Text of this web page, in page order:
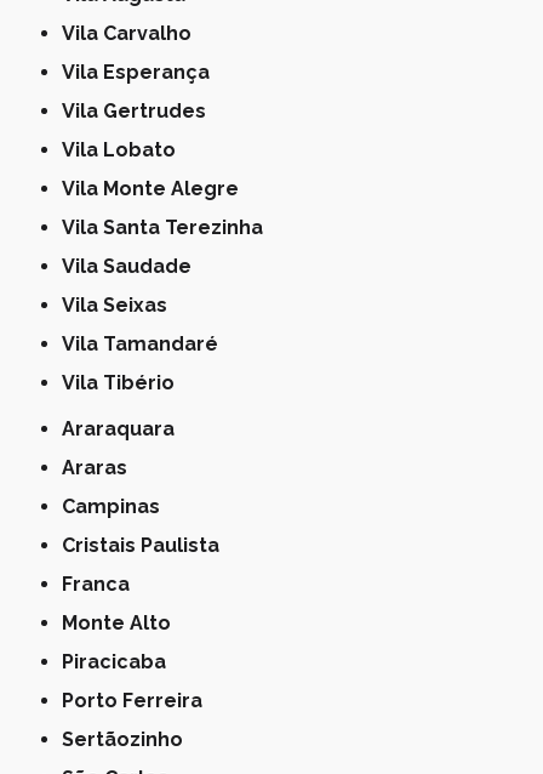
Vila Carvalho
Vila Esperança
Vila Gertrudes
Vila Lobato
Vila Monte Alegre
Vila Santa Terezinha
Vila Saudade
Vila Seixas
Vila Tamandaré
Vila Tibério
Araraquara
Araras
Campinas
Cristais Paulista
Franca
Monte Alto
Piracicaba
Porto Ferreira
Sertãozinho